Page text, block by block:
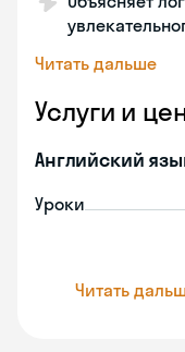
Читать дальше
Услуги и
Английский
Уроки
Читать